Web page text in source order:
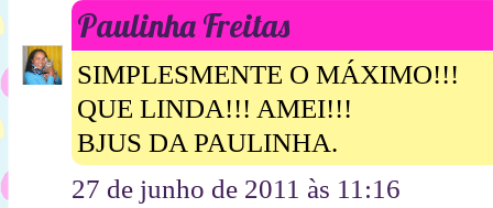
Paulinha Freitas
SIMPLESMENTE O MÁXIMO!!!
QUE LINDA!!! AMEI!!!
BJUS DA PAULINHA.
27 de junho de 2011 às 11:16